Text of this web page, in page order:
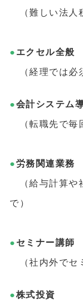
（難しい法人
● エクセル全般
（経理では必
●会計システム
（転職先で毎
●労務関連業務
（給与計算や
で）
● セミナー講師
（社内外でセ
●株式投資